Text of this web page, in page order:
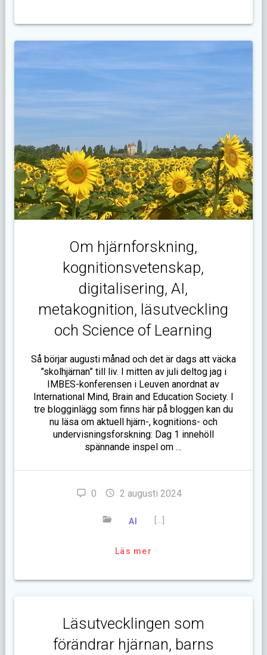
Om hjärnforskning,
kognitionsvetenskap,
digitalisering, AI,
metakognition, läsutveckling
och Science of Learning
Så börjar augusti månad och det är dags att väcka
”skolhjärnan” till liv. I mitten av juli deltog jag i
IMBES-konferensen i Leuven anordnat av
International Mind, Brain and Education Society. I
tre blogginlägg som finns här på bloggen kan du
nu läsa om aktuell hjärn-, kognitions- och
undervisningsforskning: Dag 1 innehöll
spännande inspel om …
0 2 augusti 2024
AI […]
Läs mer
Läsutvecklingen som
förändrar hjärnan, barns